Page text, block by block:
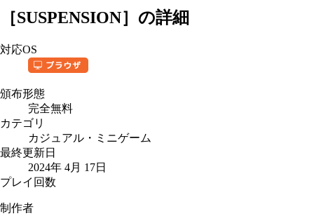
［SUSPENSION］の詳細
対応OS
頒布形態
完全無料
カテゴリ
カジュアル・ミニゲーム
最終更新日
2024年 4月 17日
プレイ回数
制作者